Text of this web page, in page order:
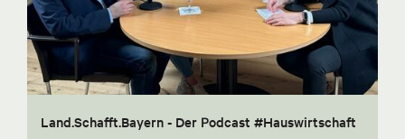
Land.Schafft.Bayern - Der Podcast #Hauswirtschaft